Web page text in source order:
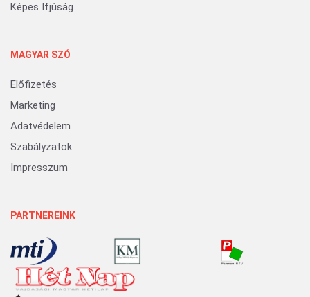
Képes Ifjúság
MAGYAR SZÓ
Előfizetés
Marketing
Adatvédelem
Szabályzatok
Impresszum
PARTNEREINK